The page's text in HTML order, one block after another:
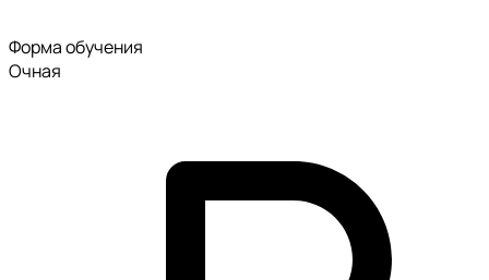
Форма обучения
Очная